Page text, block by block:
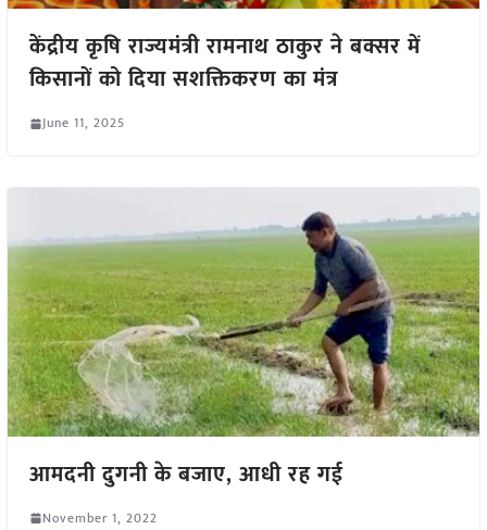
केंद्रीय कृषि राज्यमंत्री रामनाथ ठाकुर ने बक्सर में
किसानों को दिया सशक्तिकरण का मंत्र
June 11, 2025
आमदनी दुगनी के बजाए, आधी रह गई
November 1, 2022